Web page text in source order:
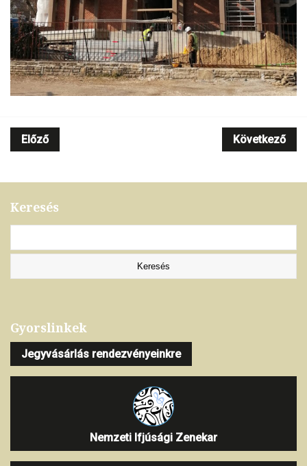
Előző Következő
Keresés
Gyorslinkek
Jegyvásárlás rendezvényeinkre
Nemzeti Ifjúsági Zenekar